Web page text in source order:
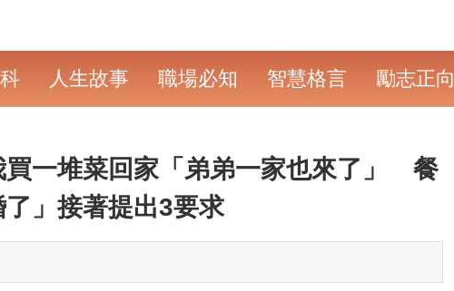
人生故事 職場必知 智慧格言 勵志正向
買一堆菜回家「弟弟一家也來了」 餐
」接著提出3要求